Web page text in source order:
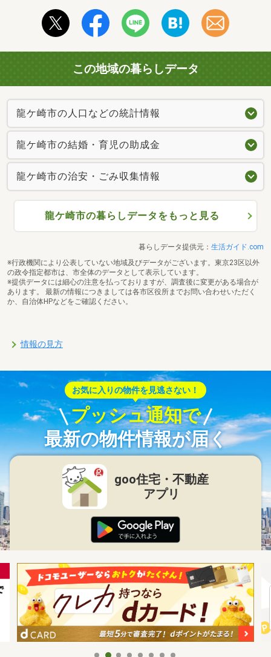
この地域の暮らしデータ
龍ケ崎市の人口などの統計情報
龍ケ崎市の結婚・育児の助成金
龍ケ崎市の治安・ごみ収集情報
龍ケ崎市の暮らしデータをもっと見る
暮らしデータ提供元： 生活ガイド.com
※行政機関により公表していない地域及びデータがございます。東京23区以外
の政令指定都市は、市全体のデータとして表示しています。
※提供データには細心の注意を払っておりますが、調査後に変更がある場合が
あります。 最新の情報につきましては各市区役所までお問い合わせいただく
か、自治体HPなどをご確認ください。
情報の見方
お気に入りの物件を見逃さない！
プッシュ通知で
最新の物件情報が届く
goo住宅・不動産
アプリ